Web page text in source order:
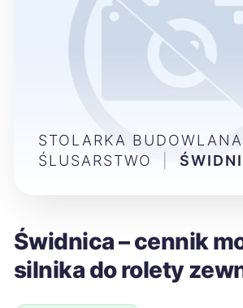
Świdnica – cennik
silnika do rolety
STOLARKA
ŚLUSARSTWO